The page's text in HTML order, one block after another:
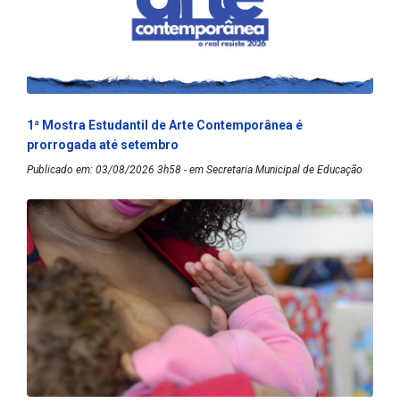
1ª Mostra Estudantil de Arte Contemporânea é
prorrogada até setembro
Publicado em: 03/08/2026 3h58 - em Secretaria Municipal de Educação